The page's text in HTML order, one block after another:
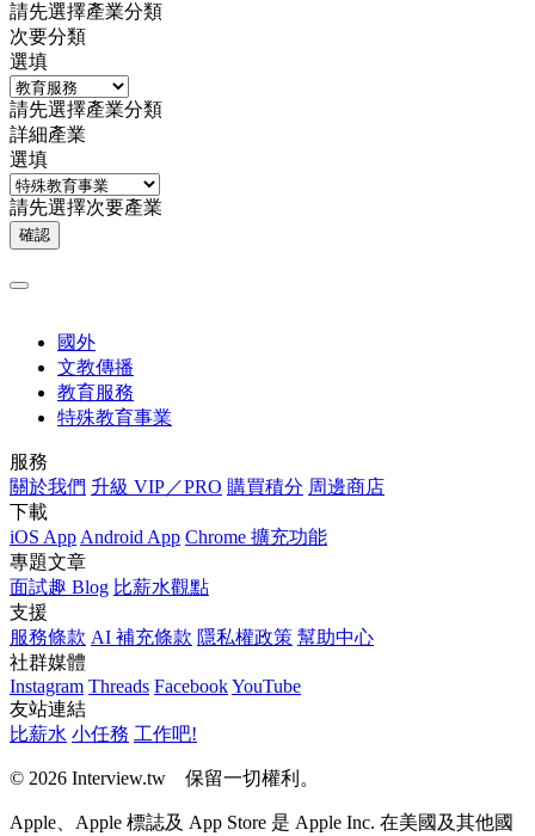
請先選擇產業分類
次要分類
選填
請先選擇產業分類
詳細產業
選填
請先選擇次要產業
確認
國外
文教傳播
教育服務
特殊教育事業
服務
關於我們 升級 VIP／PRO 購買積分 周邊商店
下載
iOS App Android App Chrome 擴充功能
專題文章
面試趣 Blog 比薪水觀點
支援
服務條款 AI 補充條款 隱私權政策 幫助中心
社群媒體
Instagram Threads FacebookYouTube
友站連結
比薪水 小任務 工作吧!
© 2026 Interview.tw 保留一切權利。
Apple、Apple 標誌及 App Store 是 Apple Inc. 在美國及其他國